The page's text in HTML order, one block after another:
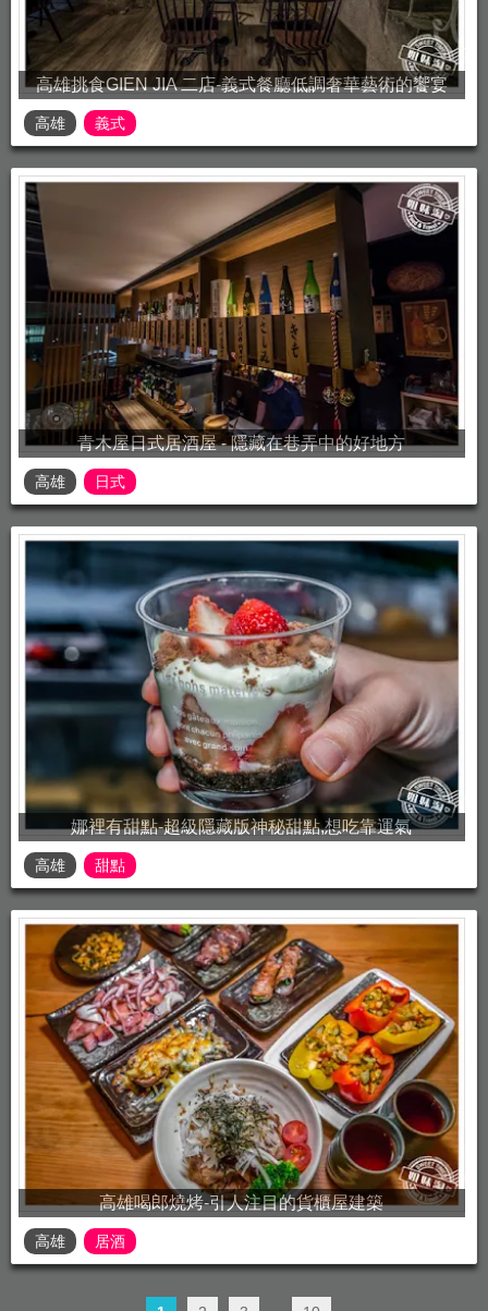
高雄挑食GIEN JIA 二店-義式餐廳低調奢華藝術的饗宴
高雄 義式
青木屋日式居酒屋 - 隱藏在巷弄中的好地方
高雄 日式
娜裡有甜點-超級隱藏版神秘甜點,想吃靠運氣
高雄 甜點
高雄喝郎燒烤-引人注目的貨櫃屋建築
高雄 居酒